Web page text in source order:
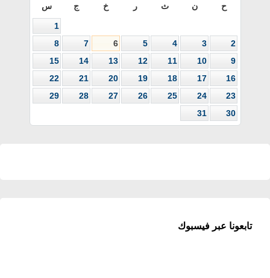
ح ن ث ر خ ج س
1
2
3
4
5
6
7
8
9
10
11
12
13
14
15
16
17
18
19
20
21
22
23
24
25
26
27
28
29
30
31
تابعونا عبر فيسبوك